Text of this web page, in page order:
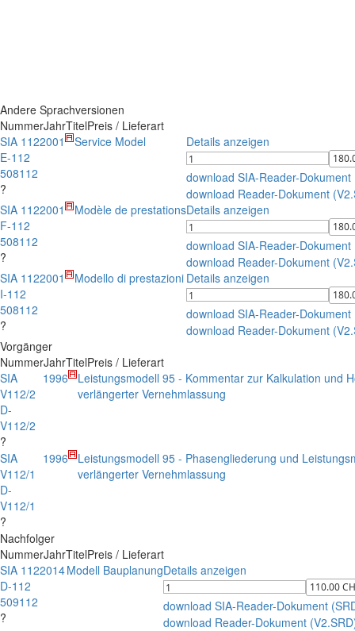
Andere Sprachversionen
NummerJahrTitelPreis / Lieferart
SIA 112
E-112
508112
?
2001 Service Model Details anzeigen
download SIA-Reader-Dokument
download Reader-Dokument
SIA 112
F-112
508112
?
2001 Modèle de prestationsDetails anzeigen
download SIA-Reader-Dokument
download Reader-Dokument
SIA 112
I-112
508112
?
2001 Modello di prestazioni Details anzeigen
download SIA-Reader-Dokument
download Reader-Dokument
Vorgänger
NummerJahrTitelPreis / Lieferart
SIA
V112/2
D-
V112/2
?
1996
Leistungsmodell 95 - Kommentar zur Kalkulation und
verlängerter Vernehmlassung
SIA
V112/1
D-
V112/1
?
1996
Leistungsmodell 95 - Phasengliederung und
verlängerter Vernehmlassung
Nachfolger
NummerJahrTitelPreis / Lieferart
SIA 112
D-112
509112
?
2014Modell BauplanungDetails anzeigen
download SIA-Reader-Dokument
download Reader-Dokument